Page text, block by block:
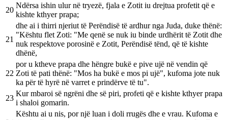
20
Ndërsa ishin ulur në tryezë, fjala e Zotit iu drejtua profetit që e
kishte kthyer prapa;
21
dhe ai i thirri njeriut të Perëndisë të ardhur nga Juda, duke thënë:
"Kështu flet Zoti: "Me qenë se nuk iu binde urdhërit të Zotit dhe
nuk respektove porosinë e Zotit, Perëndisë tënd, që të kishte
dhënë,
22
por u ktheve prapa dhe hëngre bukë e pive ujë në vendin që
Zoti të pati thënë: "Mos ha bukë e mos pi ujë", kufoma jote nuk
ka për të hyrë në varret e prindërve të tu".
23
Kur mbaroi së ngrëni dhe së piri, profeti që e kishte kthyer prapa
i shaloi gomarin.
Kështu ai u nis, por një luan i doli rrugës dhe e vrau. Kufoma e